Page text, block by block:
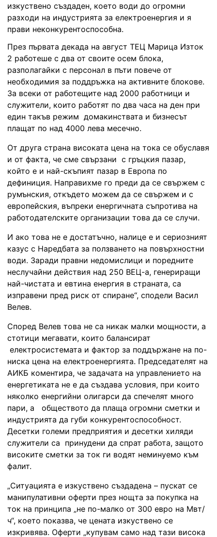
изкуствено създаден, което води до огромни
разходи на индустрията за електроенергия и я
прави неконкурентоспособна.
През първата декада на август ТЕЦ Марица Изток
2 работеше с два от своите осем блока,
разполагайки с персонал в пъти повече от
необходимия за поддръжка на активните блокове.
За всеки от работещите над 2000 работници и
служители, които работят по два часа на ден при
един такъв режим домакинствата и бизнесът
плащат по над 4000 лева месечно.
От друга страна високата цена на тока се обуславя
и от факта, че сме свързани с гръцкия пазар,
който е и най-скъпият пазар в Европа по
дефиниция. Направихме го преди да се свържем с
румънския, откъдето можем да се свържем и с
европейския, въпреки енергичната съпротива на
работодателските организации това да се случи.
И ако това не е достатъчно, налице е и сериозният
казус с Наредбата за ползването на повърхностни
води. Заради правни недомислици и поредните
неслучайни действия над 250 ВЕЦ-а, генериращи
най-чистата и евтина енергия в страната, са
изправени пред риск от спиране“, сподели Васил
Велев.
Според Велев това не са никак малки мощности, а
стотици мегавати, които балансират
електросистемата и фактор за поддържане на по-
ниска цена на електроенергията. Председателят на
АИКБ коментира, че задачата на управлението на
енергетиката не е да създава условия, при които
няколко енергийни олигарси да спечелят много
пари, а обществото да плаща огромни сметки и
индустрията да губи конкурентоспособност.
Десетки големи предприятия и десетки хиляди
служители са принудени да спрат работа, защото
високите сметки за ток ги водят неминуемо към
фалит.
„Ситуацията е изкуствено създадена – пускат се
манипулативни оферти през нощта за покупка на
ток на принципа „не по-малко от 300 евро на Мвт/
ч“, което показва, че цената изкуствено се
изкривява. Оферти „купувам само над тази висока